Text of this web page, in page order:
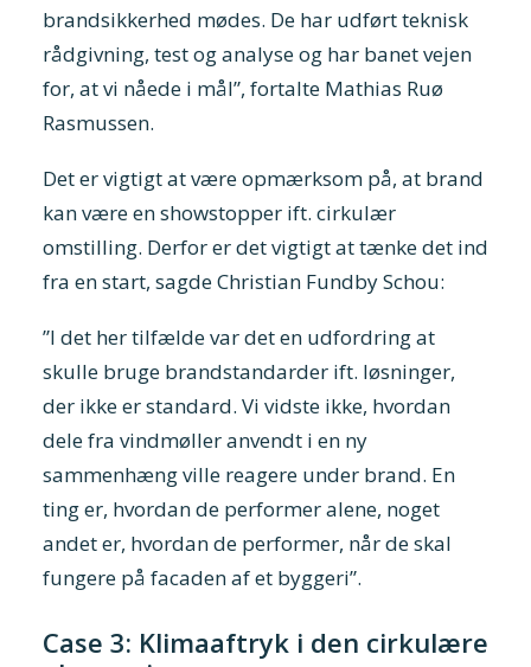
brandsikkerhed mødes. De har udført teknisk
rådgivning, test og analyse og har banet vejen
for, at vi nåede i mål”, fortalte Mathias Ruø
Rasmussen.
Det er vigtigt at være opmærksom på, at brand
kan være en showstopper ift. cirkulær
omstilling. Derfor er det vigtigt at tænke det ind
fra en start, sagde Christian Fundby Schou:
”I det her tilfælde var det en udfordring at
skulle bruge brandstandarder ift. løsninger,
der ikke er standard. Vi vidste ikke, hvordan
dele fra vindmøller anvendt i en ny
sammenhæng ville reagere under brand. En
ting er, hvordan de performer alene, noget
andet er, hvordan de performer, når de skal
fungere på facaden af et byggeri”.
Case 3: Klimaaftryk i den cirkulære